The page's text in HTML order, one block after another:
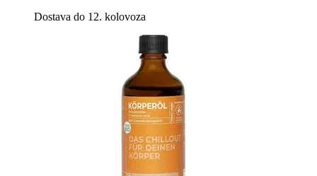
Dostava do 12. kolovoza